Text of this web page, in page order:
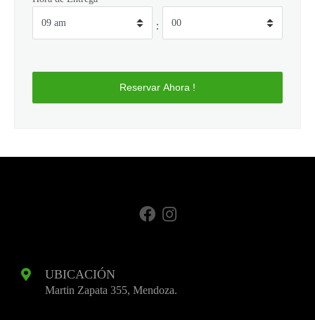
:
UBICACIÓN
Martin Zapata 355, Mendoza.